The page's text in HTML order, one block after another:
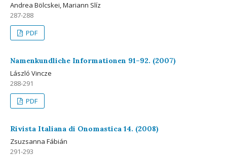
Andrea Bölcskei, Mariann Slíz
287-288
PDF
Namenkundliche Informationen 91–92. (2007)
László Vincze
288-291
PDF
Rivista Italiana di Onomastica 14. (2008)
Zsuzsanna Fábián
291-293